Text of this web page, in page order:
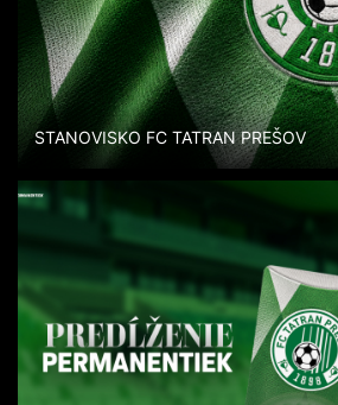
STANOVISKO FC TATRAN PREŠOV